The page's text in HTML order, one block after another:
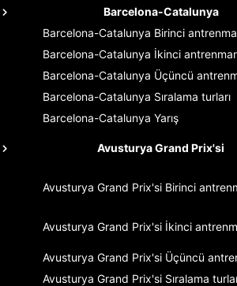
Barcelona-Catalunya
Barcelona-Catalunya Birinci
Barcelona-Catalunya İkinci
Barcelona-Catalunya Üçüncü
Barcelona-Catalunya Sıralama turları
Barcelona-Catalunya Yarış
Avusturya Grand Prix'si
Avusturya Grand Prix'si Birinci
Avusturya Grand Prix'si İkinci
Avusturya Grand Prix'si Üçüncü
Avusturya Grand Prix'si Sıralama